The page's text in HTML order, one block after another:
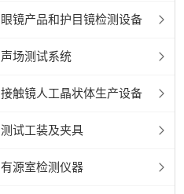
眼镜产品和护目镜检测设备
声场测试系统
接触镜人工晶状体生产设备
测试工装及夹具
有源室检测仪器